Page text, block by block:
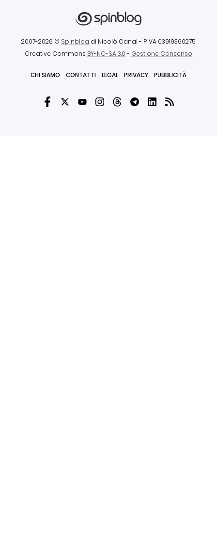
2007-2026 © Spinblog di Nicolò Canal - P.IVA 03919360275
Creative Commons BY-NC-SA 3.0- Gestione Consenso
CHI SIAMO CONTATTI LEGAL PRIVACY PUBBLICITÀ